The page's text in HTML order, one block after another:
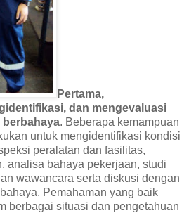
Pertama,
dan mengevaluasi
. Beberapa kemampuan
untuk mengidentifikasi kondisi
peralatan dan fasilitas,
analisa bahaya pekerjaan, studi
wawancara serta diskusi dengan
Pemahaman yang baik
berbagai situasi dan pengetahuan